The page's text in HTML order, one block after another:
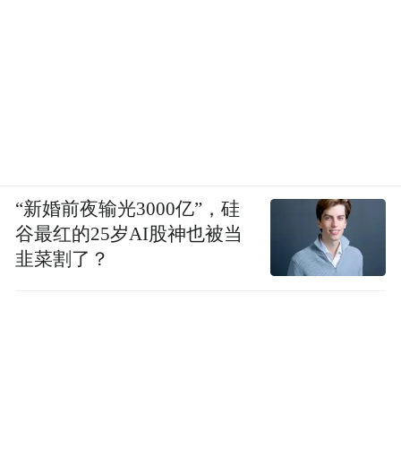
“新婚前夜输光3000亿”，硅
谷最红的25岁AI股神也被当
韭菜割了？